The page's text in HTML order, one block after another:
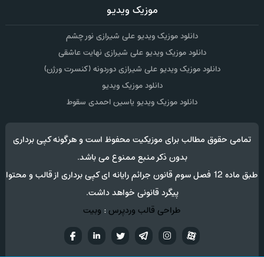
موزیک ویدیو
دانلود موزیک ویدیو علی شیرازی نور چشم
دانلود موزیک ویدیو علی شیرازی نهایت عاشقی
دانلود موزیک ویدیو علی شیرازی دوردونه (کنسرت ورژن)
دانلود موزیک ویدیو
دانلود موزیک ویدیو یاسین احمدی سقوط
تمامی حقوق مطالب برای موزیکیت محفوظ است و هرگونه کپی برداری
بدون ذکر منبع ممنوع می باشد.
طبق ماده 12 فصل سوم قانون جرائم رایانه ای کپی برداری از قالب و محتوا
پیگرد قانونی خواهد داشت.
طراحی قالب وردپرس: وبیت
تويترتلگراماینستاگرام آپارات